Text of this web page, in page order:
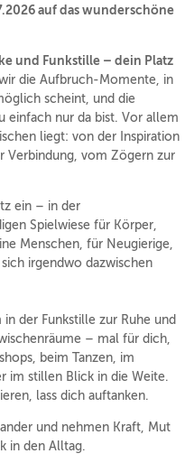
auf das wunderschöne
und Funkstille – dein Platz
die Aufbruch-Momente, in
scheint, und die
einfach nur da bist. Vor allem
liegt: von der Inspiration
Verbindung, vom Zögern zur
ein – in der
Spielwiese für Körper,
Menschen, für Neugierige,
irgendwo dazwischen
der Funkstille zur Ruhe und
– mal für dich,
beim Tanzen, im
im stillen Blick in die Weite.
lass dich auftanken.
und nehmen Kraft, Mut
in den Alltag.